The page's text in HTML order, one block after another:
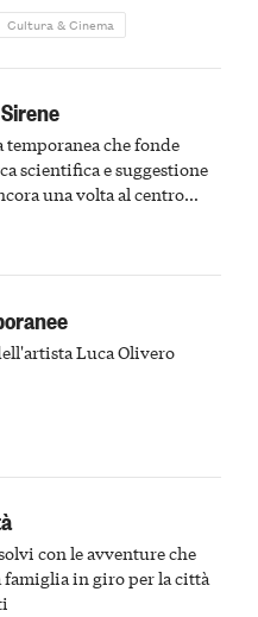
Cultura & Cinema
temporanea che fonde
scientifica e suggestione
una volta al centro
del passato astigiano
Luca Olivero
con le avventure che
in giro per la città